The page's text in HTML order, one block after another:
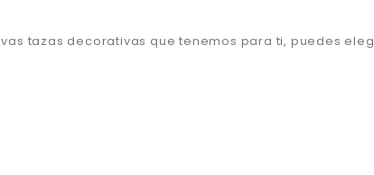
tazas decorativas que tenemos para ti, puedes